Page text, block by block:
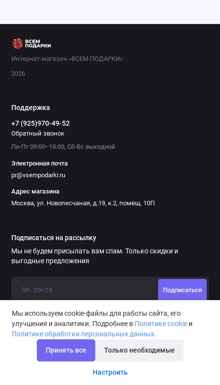
Интернет-магазин «ВСЕМ ПОДАРКИ»
2026
Поддержка
+7 (925)970-49-52
Обратный звонок
Пн-Пт 09:00–18:00, Сб-Вс выходной
Электронная почта
pr@vsempodarki.ru
Адрес магазина
Москва, ул. Новопесчаная, д.19, к.2, помещ. 10П
Подписаться на рассылку
Мы не будем присылать вам спам. Только скидки и
выгодные предложения
Подписаться
Мы используем cookie-файлы для работы сайта, его
улучшения и аналитики. Подробнее в Политике cookie и
Политике обработки персональных данных.
Принять все Только необходимые
Настроить